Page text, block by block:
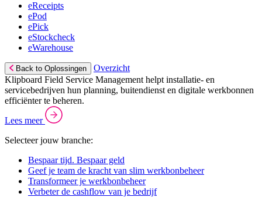
eReceipts
ePod
ePick
eStockcheck
eWarehouse
Back to Oplossingen
Overzicht
Klipboard Field Service Management helpt installatie- en
servicebedrijven hun planning, buitendienst en digitale werkbonnen
efficiënter te beheren.
Lees meer
Selecteer jouw branche:
Bespaar tijd. Bespaar geld
Geef je team de kracht van slim werkbonbeheer
Transformeer je werkbonbeheer
Verbeter de cashflow van je bedrijf